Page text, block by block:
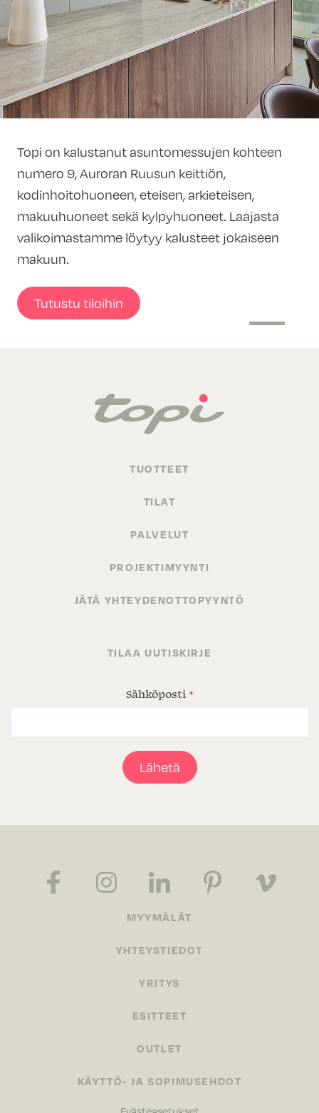
Topi on kalustanut asuntomessujen kohteen
numero 9, Auroran Ruusun keittiön,
kodinhoitohuoneen, eteisen, arkieteisen,
makuuhuoneet sekä kylpyhuoneet. Laajasta
valikoimastamme löytyy kalusteet jokaiseen
makuun.
Tutustu tiloihin
TUOTTEET
TILAT
PALVELUT
PROJEKTIMYYNTI
JÄTÄ YHTEYDENOTTOPYYNTÖ
TILAA UUTISKIRJE
Sähköposti *
Lähetä
MYYMÄLÄT
YHTEYSTIEDOT
YRITYS
ESITTEET
OUTLET
KÄYTTÖ- JA SOPIMUSEHDOT